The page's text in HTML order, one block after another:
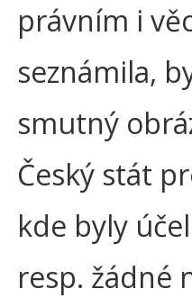
právním i
seznámila,
smutný
Český stát
kde byly
resp. žádné